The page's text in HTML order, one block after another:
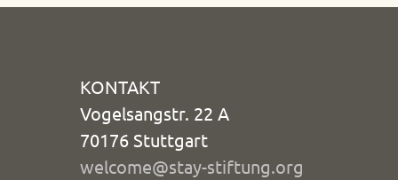
KONTAKT
Vogelsangstr. 22 A
70176 Stuttgart
welcome@stay-stiftung.org